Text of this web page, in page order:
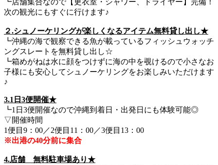
┗店舗集合なので【更衣室・シャワー、ドライヤー】完備！
次の観光にもすぐに行けます♪
２.シュノーケリングが楽しくなるアイテム無料貸し出し★
┗沖縄の海で観察できる魚が載っているフィッシュウォッチ
ングスレートを無料貸し出し☆
┗箱めがねは水に顔をつけずに海の中を覗けるので小さなお
子様にも安心してシュノーケリングをお楽しみいただけます
♪
3.1日3便開催★
┗1日3便開催なので沖縄到着日・出発日にも体験可能◎
▽開催時間
1便目9：00／2便目11：00／3便目13：00
※出港の40分前に集合
4.店舗 無料駐車場あり★